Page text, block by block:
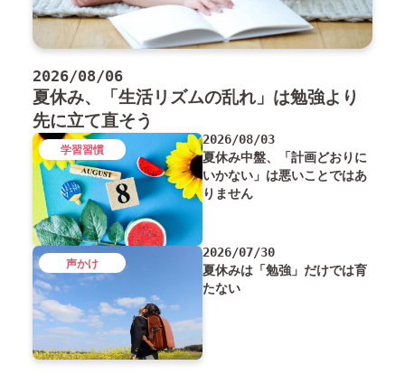
2026/08/06
夏休み、「生活リズムの乱れ」は勉強より
先に立て直そう
2026/08/03
夏休み中盤、「計画どおりに
いかない」は悪いことではあ
りません
学習習慣
2026/07/30
夏休みは「勉強」だけでは育
たない
声かけ